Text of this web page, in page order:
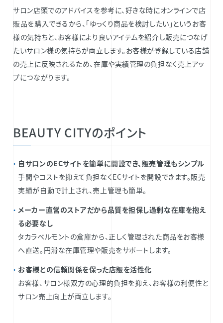
サロン店頭でのアドバイスを参考に、好きな時にオンラインで店
販品を購入できるから、「ゆっくり商品を検討したい」というお客
様の気持ちと、お客様により良いアイテムを紹介し販売につなげ
たいサロン様の気持ちが両立します。お客様が登録している店舗
の売上に反映されるため、在庫や実績管理の負担なく売上アッ
プにつながります。
BEAUTY CITYのポイント
自サロンのECサイトを簡単に開設でき、販売管理もシンプル
手間やコストを抑えて負担なくECサイトを開設できます。販売
実績が自動で計上され、売上管理も簡単。
メーカー直営のストアだから品質を担保し過剰な在庫を抱え
る必要なし
タカラベルモントの倉庫から、正しく管理された商品をお客様
へ直送。円滑な在庫管理や販売をサポートします。
お客様との信頼関係を保った店販を活性化
お客様、サロン様双方の心理的負担を抑え、お客様の利便性と
サロン売上向上が両立します。